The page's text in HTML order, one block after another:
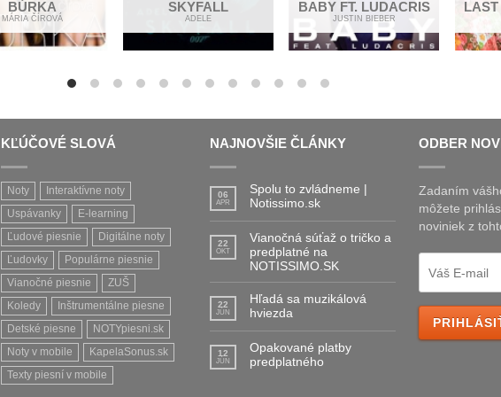
BÚRKA
MÁRIA ČÍROVÁ
SKYFALL
ADELE
BABY FT. LUDACRIS
JUSTIN BIEBER
LAST
KĽÚČOVÉ SLOVÁ
Noty
Interaktívne noty
Uspávanky
E-learning
Ľudové piesnie
Digitálne noty
Ľudovky
Populárne piesnie
Vianočné piesnie
ZUŠ
Koledy
Inštrumentálne piesne
Detské piesne
NOTYpiesni.sk
Noty v mobile
KapelaSonus.sk
Texty piesní v mobile
NAJNOVŠIE ČLÁNKY
06
APR
Spolu to zvládneme |
Notissimo.sk
22
OKT
Vianočná súťaž o tričko a
predplatné na
NOTISSIMO.SK
22
JÚN
Hľadá sa muzikálová
hviezda
12
JÚN
Opakované platby
predplatného
ODBER
Zadaním
môžete
noviniek z